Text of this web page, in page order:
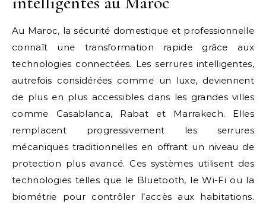
Au Maroc, la sécurité domestique et professionnelle
connaît une transformation rapide grâce aux
technologies connectées. Les serrures intelligentes,
autrefois considérées comme un luxe, deviennent
de plus en plus accessibles dans les grandes villes
comme Casablanca, Rabat et Marrakech. Elles
remplacent progressivement les serrures
mécaniques traditionnelles en offrant un niveau de
protection plus avancé. Ces systèmes utilisent des
technologies telles que le Bluetooth, le Wi-Fi ou la
biométrie pour contrôler l’accès aux habitations.